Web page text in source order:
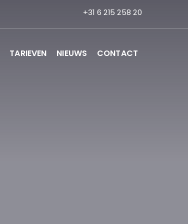
+31 6 215 258 20
TARIEVEN NIEUWS CONTACT